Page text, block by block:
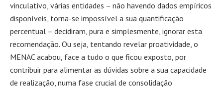
vinculativo, várias entidades – não havendo dados empíricos
disponíveis, torna-se impossível a sua quantificação
percentual – decidiram, pura e simplesmente, ignorar esta
recomendação. Ou seja, tentando revelar proatividade, o
MENAC acabou, face a tudo o que ficou exposto, por
contribuir para alimentar as dúvidas sobre a sua capacidade
de realização, numa fase crucial de consolidação